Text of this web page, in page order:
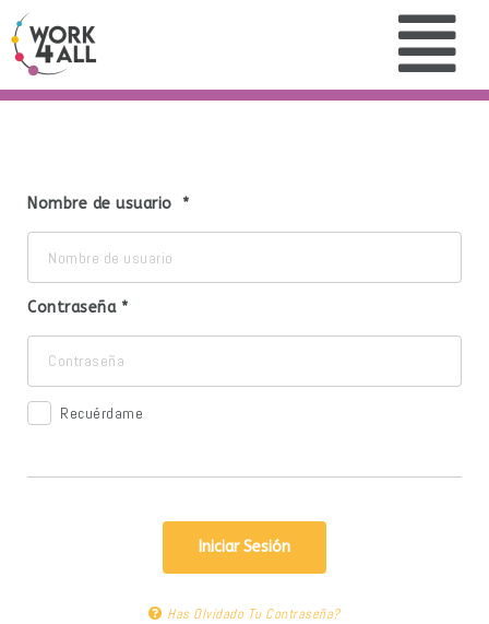
Nombre de usuario
Contraseña
Recuérdame
Iniciar Sesión
Has Olvidado Tu Contraseña?